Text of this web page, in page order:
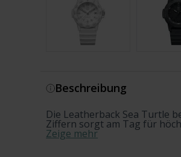
Beschreibung
Die Leatherback Sea Turtle
Ziffern sorgt am Tag für
Zeige mehr